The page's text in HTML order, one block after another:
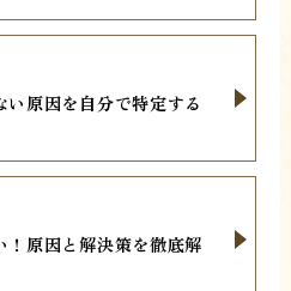
い原因を自分で特定する
原因と解決策を徹底解